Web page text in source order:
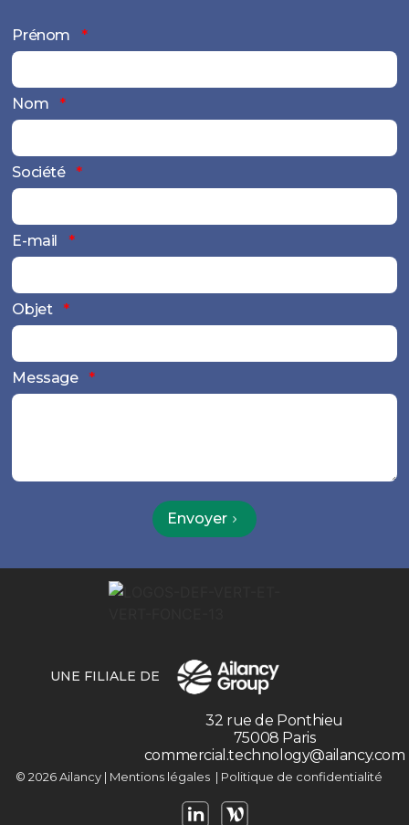
Prénom
Nom
Société
E-mail
Objet
Message
Envoyer
UNE FILIALE DE
32 rue de Ponthieu
75008 Paris
commercial.technology@ailancy.com
© 2026 Ailancy | Mentions légales | Politique de confidentialité